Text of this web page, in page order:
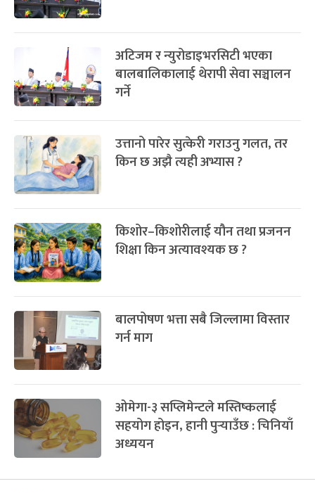
अटिजम र न्युरोडाइभरसिटी भएका
बालबालिकालाई थेरापी सेवा सञ्चालन
गर्ने
उत्तानो पारेर सुत्केरी गराउनु गलत, तर
किन छ अझै त्यही अभ्यास ?
किशोर–किशोरीलाई यौन तथा प्रजनन
शिक्षा किन अत्यावश्यक छ ?
बालपोषण भत्ता सबै जिल्लामा विस्तार
गर्न माग
ओमेगा-३ सप्लिमेन्टले मस्तिष्कलाई
सहयोग होइन, हानी पुर्‍याउँछ : चिनियाँ
अध्ययन